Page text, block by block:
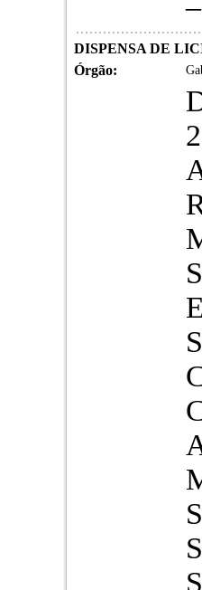
DISPENSA DE
Órgão: